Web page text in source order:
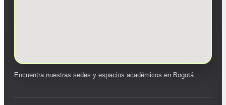
Encuentra nuestras sedes y espacios académicos en Bogotá.